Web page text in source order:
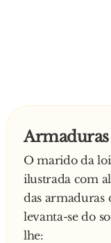
O marido da
ilustrada com
das armaduras
levanta-se do
lhe: